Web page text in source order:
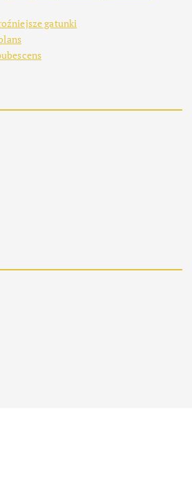
gatunki